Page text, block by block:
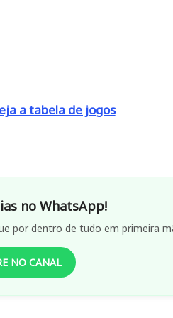
a tabela de jogos
no WhatsApp!
por dentro de tudo em primeira
NO CANAL